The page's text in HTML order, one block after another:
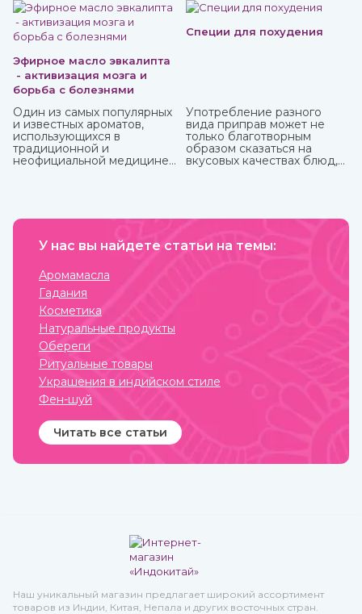
Присутствующие в ней специи и их сочетания
подобраны специально таким образом, чтобы не только
придавать удивительные вкусовые свойства блюдам, но
и оказывать благотворное влияние на организм.
Эфирное масло эвкалипта
- активизация мозга и
борьба с болезнями
Один из самых популярных
и известных ароматов,
использующихся в
традиционной и
неофициальной медицине,
Антибактериальный и
этого миртового дерева,
хвойным, известен очень
давно.
Специи для похудения
Употребление разного
вида приправ может не
только благотворным
образом сказаться на
вкусовых качествах блюд,
многие из них содержат
защитить от болезней,
У нас вы найдете статьи на темы:
Аромамасла
Гадания
Косметика
Натуральные продукты
Обереги
Ритуальные товары
Украшения в индийском стиле
Фен-шуй
Читать все статьи
Наш уникальный магазин предлагает широкий ассортимент
товаров из Индии, Китая, Непала и других восточных стран.